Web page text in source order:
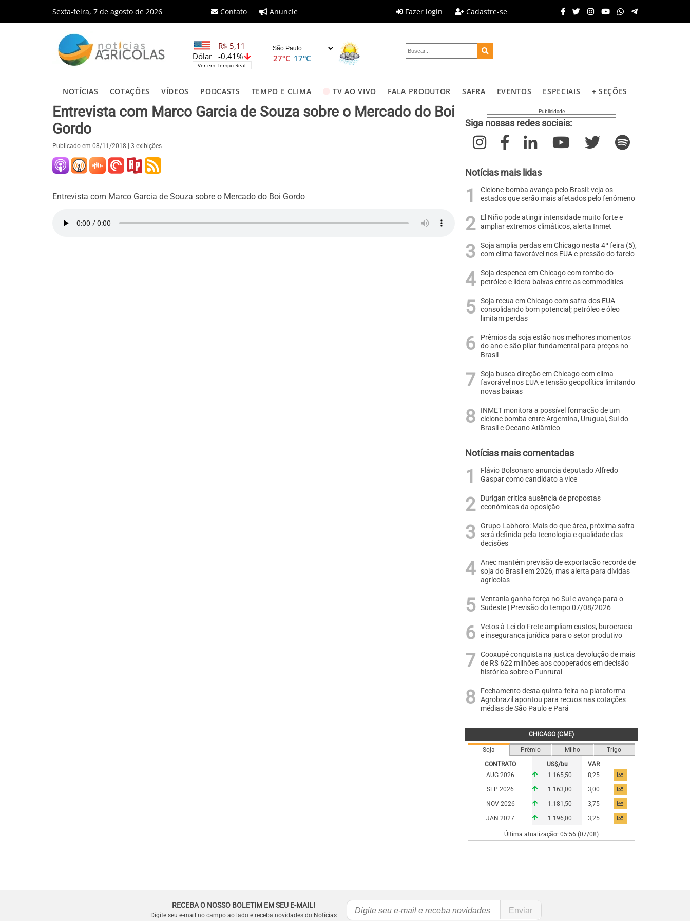
Sexta-feira, 7 de agosto de 2026 Contato Anuncie Fazer login Cadastre-se
R$ 5,11
-0,41%
Dólar
Ver em Tempo Real
27°C 17°C
NOTÍCIAS COTAÇÕES VÍDEOS PODCASTS TEMPO E CLIMA TV AO VIVO FALA PRODUTOR SAFRA EVENTOS ESPECIAIS + SEÇÕES
Entrevista com Marco Garcia de Souza sobre o Mercado do Boi
Gordo
Publicado em 08/11/2018 | 3 exibições
Entrevista com Marco Garcia de Souza sobre o Mercado do Boi Gordo
Siga nossas redes sociais:
Notícias mais lidas
Ciclone-bomba avança pelo Brasil: veja os
estados que serão mais afetados pelo fenômeno
El Niño pode atingir intensidade muito forte e
ampliar extremos climáticos, alerta Inmet
Soja amplia perdas em Chicago nesta 4ª feira (5),
com clima favorável nos EUA e pressão do farelo
Soja despenca em Chicago com tombo do
petróleo e lidera baixas entre as commodities
Soja recua em Chicago com safra dos EUA
consolidando bom potencial; petróleo e óleo
limitam perdas
Prêmios da soja estão nos melhores momentos
do ano e são pilar fundamental para preços no
Brasil
Soja busca direção em Chicago com clima
favorável nos EUA e tensão geopolítica limitando
novas baixas
INMET monitora a possível formação de um
ciclone bomba entre Argentina, Uruguai, Sul do
Brasil e Oceano Atlântico
Notícias mais comentadas
Flávio Bolsonaro anuncia deputado Alfredo
Gaspar como candidato a vice
Durigan critica ausência de propostas
econômicas da oposição
Grupo Labhoro: Mais do que área, próxima safra
será definida pela tecnologia e qualidade das
decisões
Anec mantém previsão de exportação recorde de
soja do Brasil em 2026, mas alerta para dívidas
agrícolas
Ventania ganha força no Sul e avança para o
Sudeste | Previsão do tempo 07/08/2026
Vetos à Lei do Frete ampliam custos, burocracia
e insegurança jurídica para o setor produtivo
Cooxupé conquista na justiça devolução de mais
de R$ 622 milhões aos cooperados em decisão
histórica sobre o Funrural
Fechamento desta quinta-feira na plataforma
Agrobrazil apontou para recuos nas cotações
médias de São Paulo e Pará
CHICAGO (CME)
Soja Prêmio Milho
Trigo
CONTRATO
US$/bu
VAR
AUG 2026
1.165,50
8,25
SEP 2026
1.163,00
3,00
NOV 2026
1.181,50
3,75
JAN 2027
1.196,00 3,25
Última atualização: 05:56 (07/08)
RECEBA O NOSSO BOLETIM EM SEU E-MAIL!
Digite seu e-mail no campo ao lado e receba novidades do Notícias